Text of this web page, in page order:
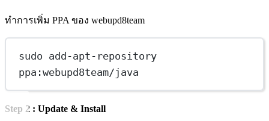
ทำการเพิ่ม PPA ของ webupd8team
sudo add-apt-repository
ppa:webupd8team/java
Step 2 : Update & Install